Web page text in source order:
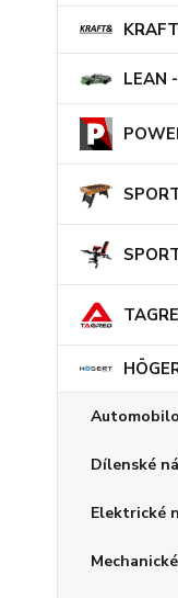
LEAN
Dílenské
Elektrické